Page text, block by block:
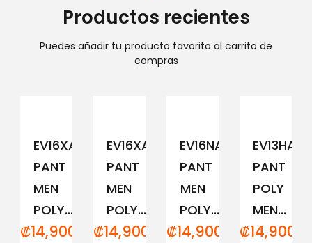
Productos recientes
Puedes añadir tu producto favorito al carrito de
compras
EV16XAM194
PANT
MEN
POLY...
₡14,900.00
EV16XAM191
PANT
MEN
POLY...
₡14,900.00
EV16NAM152
PANT
MEN
POLY...
₡14,900.00
PANT
POLY
MEN...
₡